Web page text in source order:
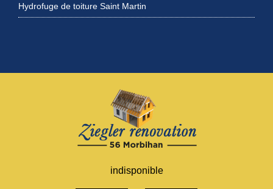
Hydrofuge de toiture Saint Martin
indisponible